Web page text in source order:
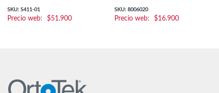
SKU: S411-01
$51.900
SKU: 8006020
$16.900